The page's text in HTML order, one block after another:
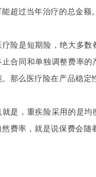
超过当年治疗的总金额。
疗险是短期险，绝大多
合同和单独调整费率
那么医疗险在产品稳定
是 ， 重疾险采用的是均
费率，就是说保费会随